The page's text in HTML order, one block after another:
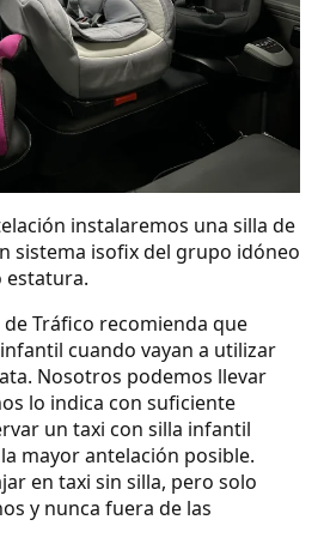
instalaremos una silla de
sistema isofix del grupo idóneo
estatura.
Tráfico recomienda que
cuando vayan a utilizar
Nosotros podemos llevar
lo indica con suficiente
un taxi con silla infantil
mayor antelación posible.
en taxi sin silla, pero solo
y nunca fuera de las